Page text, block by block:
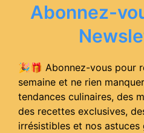
Abonnez-
🎉🎁 Abonnez-vous pour
semaine et ne rien
tendances culinaires, des
des recettes exclusives,
irrésistibles et nos astuces